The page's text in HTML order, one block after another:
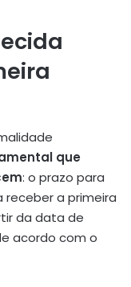
que
: o prazo para
a primeira
da data de
acordo com o